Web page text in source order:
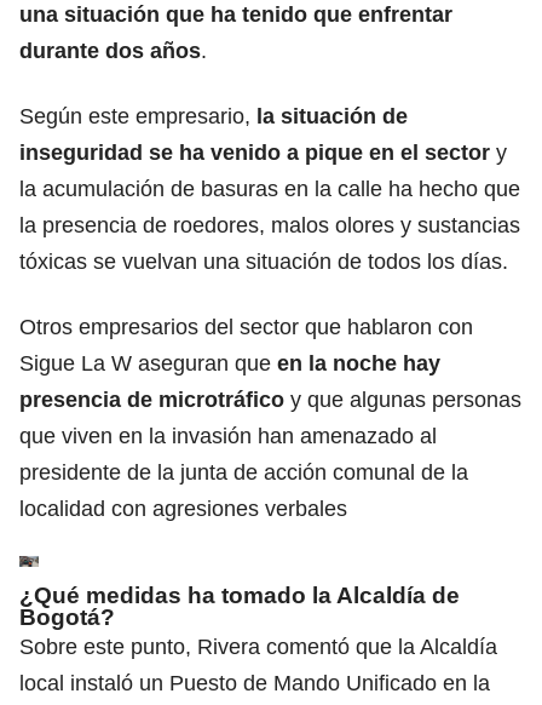
una situación que ha tenido que enfrentar
durante dos años.
Según este empresario, la situación de
inseguridad se ha venido a pique en el sector y
la acumulación de basuras en la calle ha hecho que
la presencia de roedores, malos olores y sustancias
tóxicas se vuelvan una situación de todos los días.
Otros empresarios del sector que hablaron con
Sigue La W aseguran que en la noche hay
presencia de microtráfico y que algunas personas
que viven en la invasión han amenazado al
presidente de la junta de acción comunal de la
localidad con agresiones verbales
¿Qué medidas ha tomado la Alcaldía de
Bogotá?
Sobre este punto, Rivera comentó que la Alcaldía
local instaló un Puesto de Mando Unificado en la